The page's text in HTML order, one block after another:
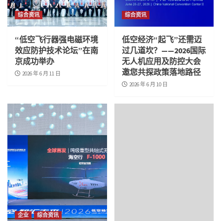
综合资讯
“低空飞行器强电磁环境
效应防护技术论坛”在南
京成功举办
2026 年 6 月 11 日
综合资讯
低空经济“起飞”还需迈
过几道坎？——2026国际
无人机应用及防控大会
邀您共探政策落地路径
2026 年 6 月 10 日
企业 综合资讯